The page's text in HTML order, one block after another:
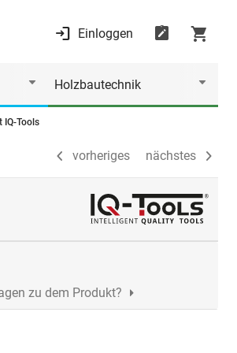
Einloggen
Holzbautechnik
IQ-Tools
vorheriges nächstes
vorheriges nächstes
zu dem Produkt?